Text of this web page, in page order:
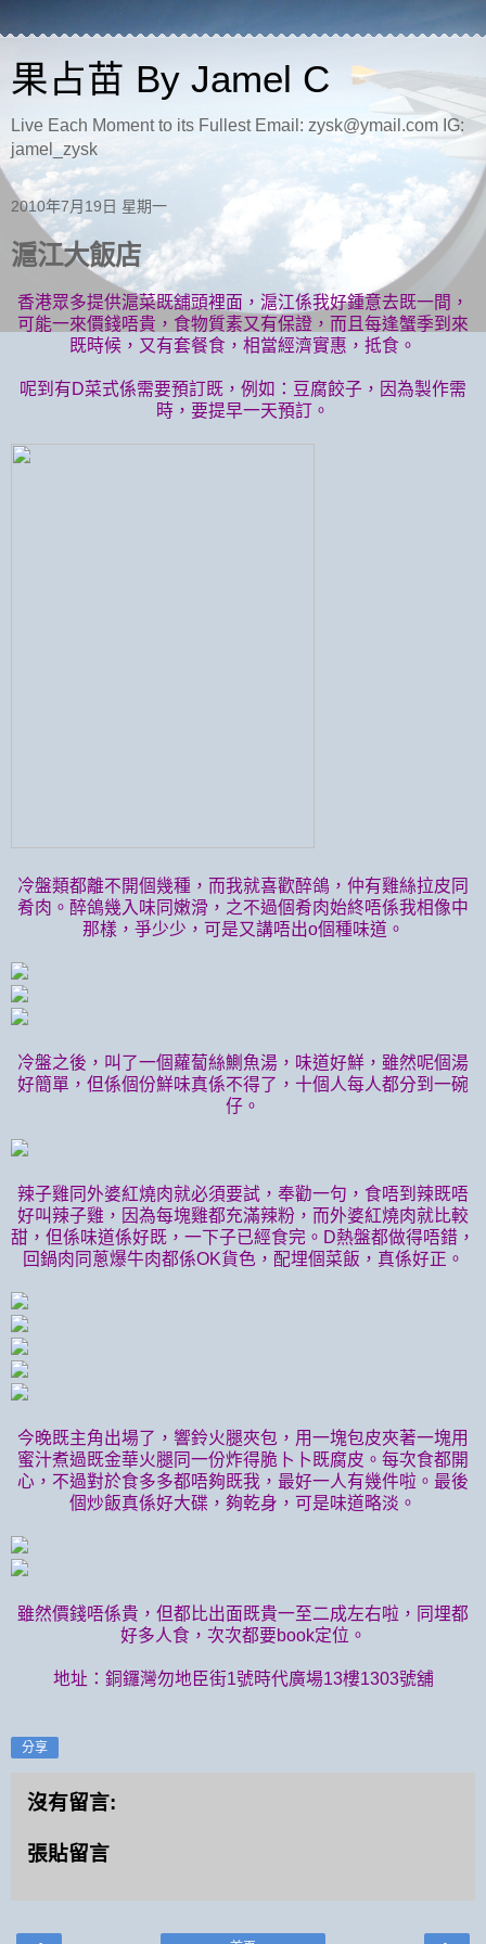
果占苗 By Jamel C
Live Each Moment to its Fullest Email: zysk@ymail.com IG:
jamel_zysk
2010年7月19日 星期一
滬江大飯店
香港眾多提供滬菜既舖頭裡面，滬江係我好鍾意去既一間，
可能一來價錢唔貴，食物質素又有保證，而且每逢蟹季到來
既時候，又有套餐食，相當經濟實惠，抵食。
呢到有D菜式係需要預訂既，例如：豆腐餃子，因為製作需
時，要提早一天預訂。
冷盤類都離不開個幾種，而我就喜歡醉鴿，仲有雞絲拉皮同
肴肉。醉鴿幾入味同嫩滑，之不過個肴肉始終唔係我相像中
那樣，爭少少，可是又講唔出o個種味道。
冷盤之後，叫了一個蘿蔔絲鰂魚湯，味道好鮮，雖然呢個湯
好簡單，但係個份鮮味真係不得了，十個人每人都分到一碗
仔。
辣子雞同外婆紅燒肉就必須要試，奉勸一句，食唔到辣既唔
好叫辣子雞，因為每塊雞都充滿辣粉，而外婆紅燒肉就比較
甜，但係味道係好既，一下子已經食完。D熱盤都做得唔錯，
回鍋肉同蔥爆牛肉都係OK貨色，配埋個菜飯，真係好正。
今晚既主角出場了 ，響鈴火腿夾包，用一塊包皮夾著一塊用
蜜汁煮過既金華火腿同一份炸得脆卜卜既腐皮。每次食都開
心，不過對於食多多都唔夠既我，最好一人有幾件啦。最後
個炒飯真係好大碟，夠乾身，可是味道略淡。
雖然價錢唔係貴，但都比出面既貴一至二成左右啦，同埋都
好多人食，次次都要book定位。
地址：銅鑼灣勿地臣街1號時代廣場13樓1303號舖
分享
沒有留言:
張貼留言